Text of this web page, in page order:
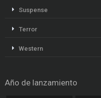
Suspense
Terror
Western
Año de lanzamiento